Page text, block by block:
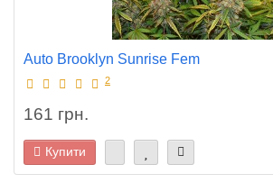
Auto Brooklyn Sunrise Fem
2
161 грн.
Купити